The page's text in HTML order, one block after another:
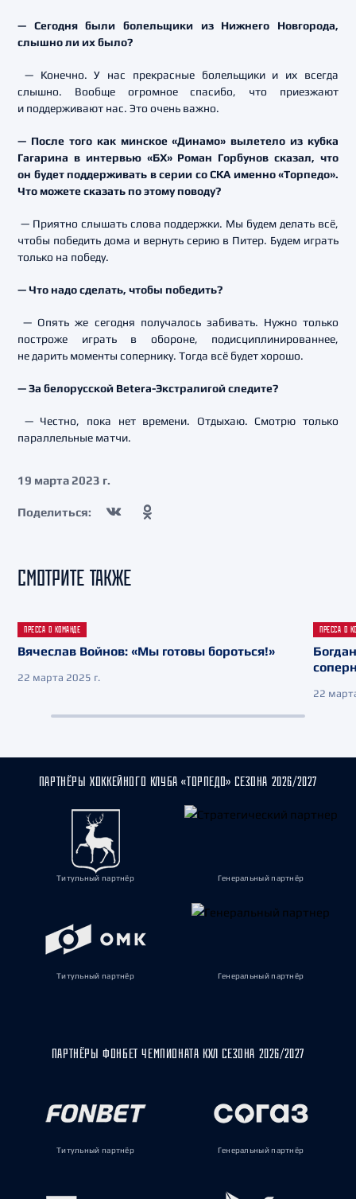
— Сегодня были болельщики из Нижнего Новгорода,
слышно ли их было?
— Конечно. У нас прекрасные болельщики и их всегда
слышно. Вообще огромное спасибо, что приезжают
и поддерживают нас. Это очень важно.
— После того как минское «Динамо» вылетело из кубка
Гагарина в интервью «БХ» Роман Горбунов сказал, что
он будет поддерживать в серии со СКА именно «Торпедо».
Что можете сказать по этому поводу?
— Приятно слышать слова поддержки. Мы будем делать всё,
чтобы победить дома и вернуть серию в Питер. Будем играть
только на победу.
— Что надо сделать, чтобы победить?
— Опять же сегодня получалось забивать. Нужно только
построже играть в обороне, подисциплинированнее,
не дарить моменты сопернику. Тогда всё будет хорошо.
— За белорусской Betera-Экстралигой следите?
— Честно, пока нет времени. Отдыхаю. Смотрю только
параллельные матчи.
19 марта 2023 г.
Поделиться:
СМОТРИТЕ ТАКЖЕ
ПРЕССА О КОМАНДЕ
Вячеслав Войнов: «Мы готовы бороться!»
22 марта 2025 г.
ПРЕССА О
22
ПАРТНЁРЫ ХОККЕЙНОГО КЛУБА «ТОРПЕДО» СЕЗОНА 2026/2027
Титульный партнёр Генеральный партнёр
Титульный партнёр Генеральный партнёр
ПАРТНЁРЫ ФОНБЕТ ЧЕМПИОНАТА КХЛ СЕЗОНА 2026/2027
Титульный партнёр Генеральный партнёр